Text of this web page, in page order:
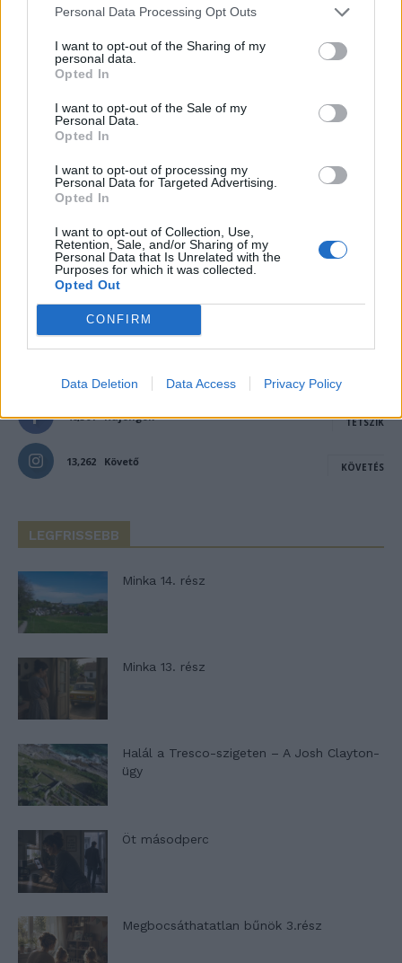
Personal Data Processing Opt Outs
I want to opt-out of the Sharing of my
personal data.
Opted In
I want to opt-out of the Sale of my
Personal Data.
Opted In
I want to opt-out of processing my
Personal Data for Targeted Advertising.
Opted In
I want to opt-out of Collection, Use,
Retention, Sale, and/or Sharing of my
Personal Data that Is Unrelated with the
Purposes for which it was collected.
Opted Out
CONFIRM
Data Deletion Data Access Privacy Policy
next time I comment.
Notify me of new posts by email.
46,301 Rajongók TETSZIK
13,262 Követő KÖVETÉS
LEGFRISSEBB
Minka 14. rész
Minka 13. rész
Halál a Tresco-szigeten – A Josh Clayton-
ügy
Öt másodperc
Megbocsáthatatlan bűnök 3.rész